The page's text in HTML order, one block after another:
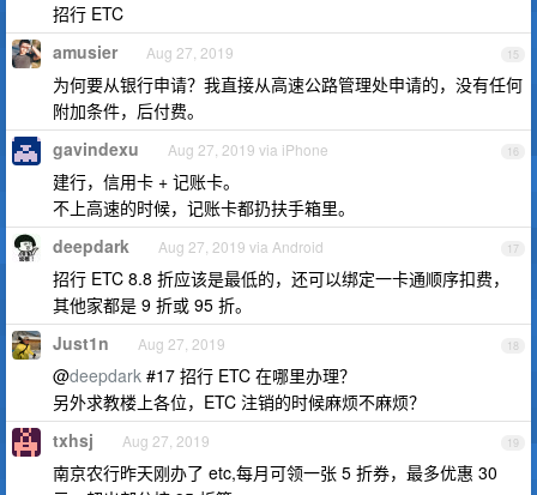
招行 ETC
15
amusier Aug 27, 2019
为何要从银行申请？我直接从高速公路管理处申请的，没有任何
附加条件，后付费。
16
gavindexu Aug 27, 2019 via iPhone
建行，信用卡 + 记账卡。
不上高速的时候，记账卡都扔扶手箱里。
17
deepdark Aug 27, 2019 via Android
招行 ETC 8.8 折应该是最低的，还可以绑定一卡通顺序扣费，
其他家都是 9 折或 95 折。
18
Just1n Aug 27, 2019
@deepdark #17 招行 ETC 在哪里办理？
另外求教楼上各位，ETC 注销的时候麻烦不麻烦？
19
txhsj Aug 27, 2019
南京农行昨天刚办了 etc,每月可领一张 5 折券，最多优惠 30